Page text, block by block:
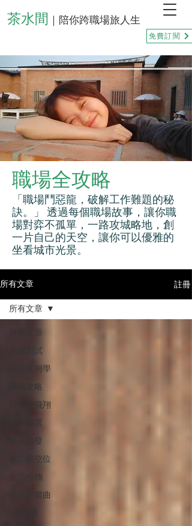
茶水間 ｜陪你跨職場旅人生
免費訂閱
職場全攻略
「職場鬥惡龍，破解工作難題的秘
訣。」 透過每個職場故事，讓你職
場對弈不孤單，一路攻城略地，創
一片自己的天空，讓你可以優雅的
坐看城市光景。
所有文章 註冊
所有文章
求職面試
職場案例學
職場攻略
行李愛飛翔
職人書選
懶人沙發
左心房空位
生活拾穗
汗水交響曲
所有文章